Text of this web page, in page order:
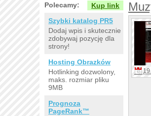
19
Polecamy:
Kup link
Szybki katalog PR5
Dodaj wpis i skutecznie
zdobywaj pozycję dla
strony!
Hosting Obrazków
Hotlinking dozwolony,
maks. rozmiar pliku
9MB
Prognoza
PageRank™